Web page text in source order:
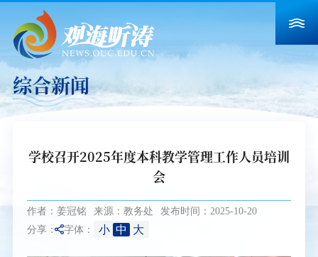
综合新闻
学校召开2025年度本科教学管理工作人员培训
会
作者：姜冠铭 来源：教务处 发布时间：2025-10-20
分享： 字体： 小 中 大